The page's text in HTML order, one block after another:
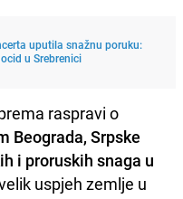
uputila snažnu poruku:
u Srebrenici
raspravi o
Beograda, Srpske
i proruskih snaga u
uspjeh zemlje u